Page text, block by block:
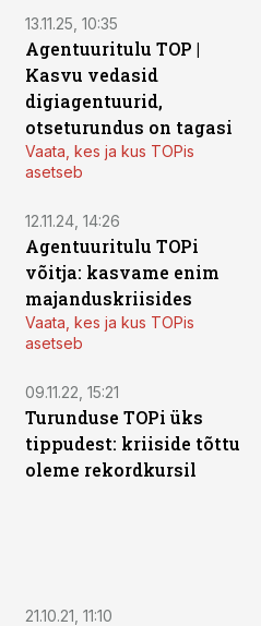
13.11.25, 10:35
Agentuuritulu TOP |
Kasvu vedasid
digiagentuurid,
otseturundus on tagasi
Vaata, kes ja kus TOPis
asetseb
12.11.24, 14:26
Agentuuritulu TOPi
võitja: kasvame enim
majanduskriisides
Vaata, kes ja kus TOPis
asetseb
09.11.22, 15:21
Turunduse TOPi üks
tippudest: kriiside tõttu
oleme rekordkursil
21.10.21, 11:10